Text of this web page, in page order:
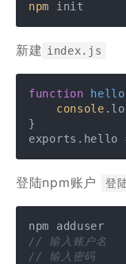
npm init
新建 index.js
function hello
console
}
exports.hello
登陆npm账户 登
// 输入账户名
// 输入密码